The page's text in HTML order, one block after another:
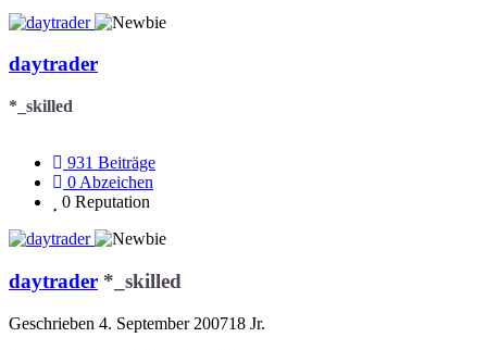
daytrader
*_skilled
931 Beiträge
0 Abzeichen
0 Reputation
daytrader *_skilled
Geschrieben 4. September 200718 Jr.